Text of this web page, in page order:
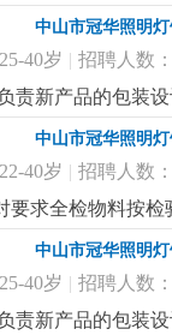
中山市冠华照明
40岁 | 招聘人数
责新产品的包装
以上学历，产品
作经验4.有欧、
中山市冠华照明
40岁 | 招聘人数
要求全检物料按
、能看懂产品结
填写检验报告，
中山市冠华照明
40岁 | 招聘人数
责新产品的包装